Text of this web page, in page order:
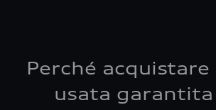
Perché acquistare
usata garantita